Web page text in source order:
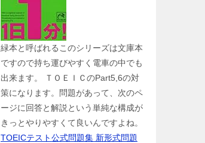
緑本と呼ばれるこのシリーズは文庫本
ですので持ち運びやすく電車の中でも
出来ます。 ＴＯＥＩＣのPart5,6の対
策になります。問題があって、次のペ
ージに回答と解説という単純な構成が
きっとやりやすくて良いんですよね。
TOEICテスト公式問題集 新形式問題